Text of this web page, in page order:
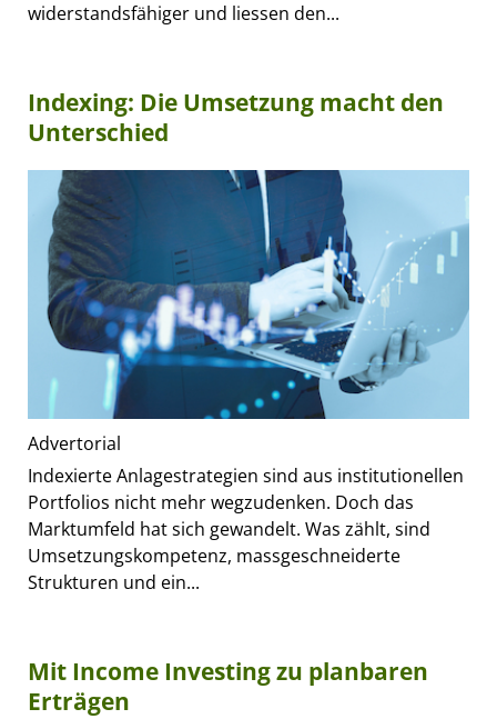
widerstandsfähiger und liessen den...
Indexing: Die Umsetzung macht den
Unterschied
Advertorial
Indexierte Anlagestrategien sind aus institutionellen
Portfolios nicht mehr wegzudenken. Doch das
Marktumfeld hat sich gewandelt. Was zählt, sind
Umsetzungskompetenz, massgeschneiderte
Strukturen und ein...
Mit Income Investing zu planbaren
Erträgen